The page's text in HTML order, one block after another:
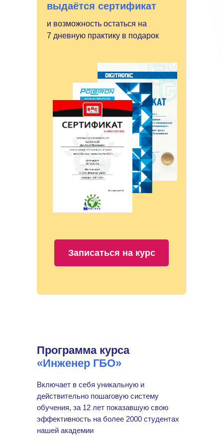
выдаётся сертификат
и возможность остаться на
7 дневную практику в подарок
Записаться на курс
Программа курса
«Инженер ГБО»
Включает в себя уникальную и
действительно пошаговую систему
обучения, за 12 лет показавшую свою
эффективность на более 2000 студентах
нашей академии